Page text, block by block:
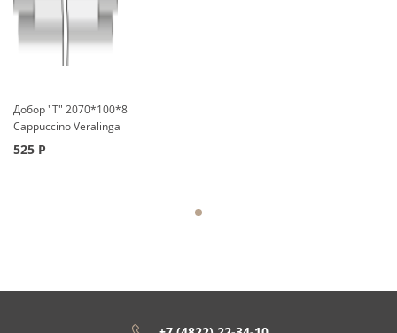
Добор "Т" 2070*100*8
Cappuccino Veralinga
525 Р